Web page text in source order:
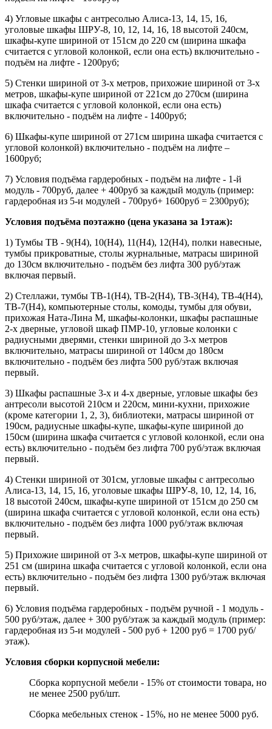
4) Угловые шкафы с антресолью Алиса-13, 14, 15, 16,
уголовые шкафы ШРУ-8, 10, 12, 14, 16, 18 высотой 240см,
шкафы-купе шириной от 151см до 220 см (ширина шкафа
считается с угловой колонкой, если она есть) включительно -
подъём на лифте - 1200руб;
5) Стенки шириной от 3-х метров, прихожие шириной от 3-х
метров, шкафы-купе шириной от 221см до 270см (ширина
шкафа считается с угловой колонкой, если она есть)
включительно - подъём на лифте - 1400руб;
6) Шкафы-купе шириной от 271см ширина шкафа считается с
угловой колонкой) включительно - подъём на лифте –
1600руб;
7) Условия подъёма гардеробных - подъём на лифте - 1-й
модуль - 700руб, далее + 400руб за каждый модуль (пример:
гардеробная из 5-и модулей - 700руб+ 1600руб = 2300руб);
Условия подъёма поэтажно (цена указана за 1этаж):
1) Тумбы ТВ - 9(Н4), 10(Н4), 11(Н4), 12(Н4), полки навесные,
тумбы прикроватные, столы журнальные, матрасы шириной
до 130см включительно - подъём без лифта 300 руб/этаж
включая первый.
2) Стеллажи, тумбы ТВ-1(Н4), ТВ-2(Н4), ТВ-3(Н4), ТВ-4(Н4),
ТВ-7(Н4), компьютерные столы, комоды, тумбы для обуви,
прихожая Ната-Лина М, шкафы-колонки, шкафы распашные
2-х дверные, угловой шкаф ПМР-10, угловые колонки с
радиусными дверями, стенки шириной до 3-х метров
включительно, матрасы шириной от 140см до 180см
включительно - подъём без лифта 500 руб/этаж включая
первый.
3) Шкафы распашные 3-х и 4-х дверные, угловые шкафы без
антресоли высотой 210см и 220см, мини-кухни, прихожие
(кроме категории 1, 2, 3), библиотеки, матрасы шириной от
190см, радиусные шкафы-купе, шкафы-купе шириной до
150см (ширина шкафа считается с угловой колонкой, если она
есть) включительно - подъём без лифта 700 руб/этаж включая
первый.
4) Стенки шириной от 301см, угловые шкафы с антресолью
Алиса-13, 14, 15, 16, уголовые шкафы ШРУ-8, 10, 12, 14, 16,
18 высотой 240см, шкафы-купе шириной от 151см до 250 см
(ширина шкафа считается с угловой колонкой, если она есть)
включительно - подъём без лифта 1000 руб/этаж включая
первый.
5) Прихожие шириной от 3-х метров, шкафы-купе шириной от
251 см (ширина шкафа считается с угловой колонкой, если она
есть) включительно - подъём без лифта 1300 руб/этаж включая
первый.
6) Условия подъёма гардеробных - подъём ручной - 1 модуль -
500 руб/этаж, далее + 300 руб/этаж за каждый модуль (пример:
гардеробная из 5-и модулей - 500 руб + 1200 руб = 1700 руб/
этаж).
Условия сборки корпусной мебели:
Сборка корпусной мебели - 15% от стоимости товара, но
не менее 2500 руб/шт.
Сборка мебельных стенок - 15%, но не менее 5000 руб.